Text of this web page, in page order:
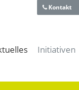
| Blog
Initiativen
Kontakt